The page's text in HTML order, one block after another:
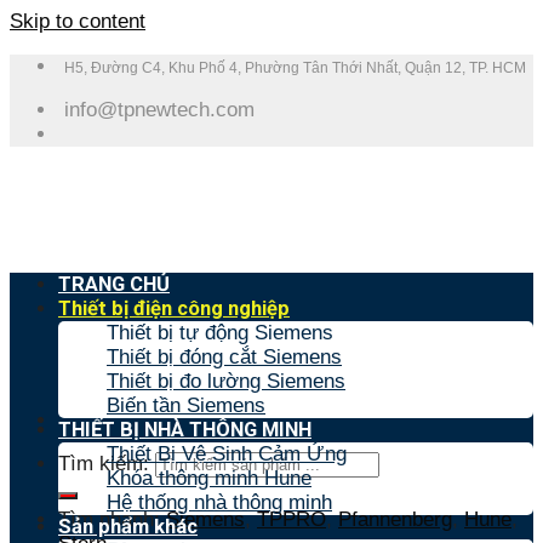
Skip to content
H5, Đường C4, Khu Phố 4, Phường Tân Thới Nhất, Quận 12, TP. HCM
info@tpnewtech.com
Tìm kiếm:
Tìm nhanh:Siemens,TPPRO,Pfannenberg,Hune,
TRANG CHỦ
Thiết bị điện công nghiệp
Thiết bị tự động Siemens
Thiết bị đóng cắt Siemens
Thiết bị đo lường Siemens
Biến tần Siemens
THIẾT BỊ NHÀ THÔNG MINH
Thiết Bị Vệ Sinh Cảm Ứng
Khóa thông minh Hune
Hệ thống nhà thông minh
Sản phẩm khác